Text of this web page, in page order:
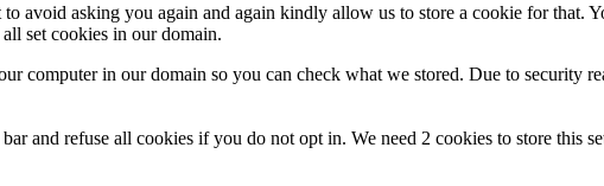
avoid asking you again and again kindly allow us to store a cookie for that.
set cookies in our domain.
computer in our domain so you can check what we stored. Due to security
and refuse all cookies if you do not opt in. We need 2 cookies to store